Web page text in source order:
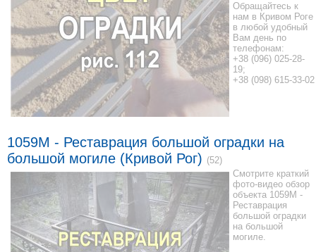
Обращайтесь к
нам в Кривом Роге
в любой удобный
Вам день по
телефонам:
+38 (096) 025-28-
19;
+38 (098) 615-33-02
1059М - Реставрация большой оградки на
большой могиле (Кривой Рог) (52)
Смотрите краткий
фото-видео обзор
объекта 1059М -
Реставрация
большой оградки
на большой
могиле.